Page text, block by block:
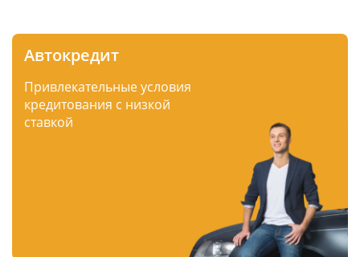
Автокредит
Привлекательные условия
кредитования с низкой
ставкой